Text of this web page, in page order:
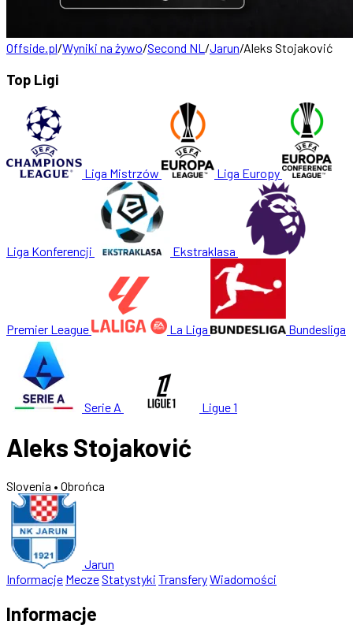
Offside.pl/Wyniki na żywo/Second NL /Jarun/Aleks Stojaković
Top Ligi
Liga Mistrzów Liga Europy
Liga Konferencji Ekstraklasa
Premier League La Liga Bundesliga
Serie A Ligue 1
Aleks Stojaković
Slovenia • Obrońca
Jarun
Informacje MeczeStatystyki TransferyWiadomości
Informacje